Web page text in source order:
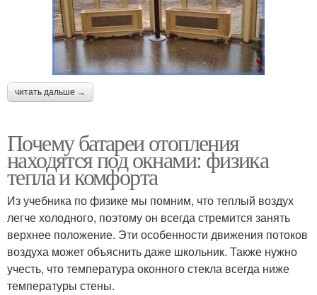
читать дальше →
Почему батареи отопления
находятся под окнами: физика
тепла и комфорта
Из учебника по физике мы помним, что теплый воздух
легче холодного, поэтому он всегда стремится занять
верхнее положение. Эти особенности движения потоков
воздуха может объяснить даже школьник. Также нужно
учесть, что температура оконного стекла всегда ниже
температуры стены.